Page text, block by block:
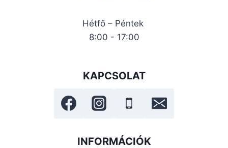
Hétfő – Péntek
8:00 - 17:00
KAPCSOLAT
INFORMÁCIÓK